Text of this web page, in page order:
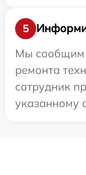
5
Мы сообщим
ремонта
сотрудник
указанному